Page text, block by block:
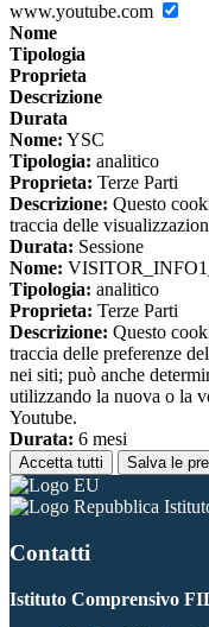
www.youtube.com
Nome
Tipologia
Proprieta
Descrizione
Durata
Nome: YSC
Tipologia: analitico
Proprieta: Terze Parti
Descrizione: Questo
traccia delle
Durata: Sessione
Nome:
Tipologia: analitico
Proprieta: Terze Parti
Descrizione: Questo
traccia delle preferenze
nei siti; può anche
utilizzando la nuova o la
Youtube.
Durata: 6 mesi
Accetta tutti Salva le
Contatti
Istituto Comprensivo